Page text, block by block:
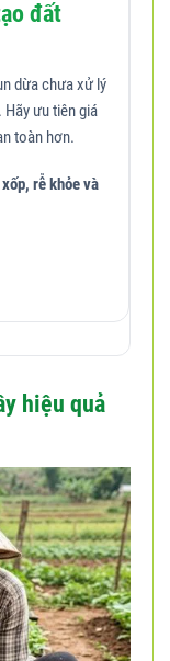
đất
dừa chưa xử lý
ưu tiên giá
toàn hơn.
rễ khỏe và
hiệu quả